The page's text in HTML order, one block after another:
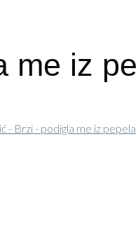
me iz